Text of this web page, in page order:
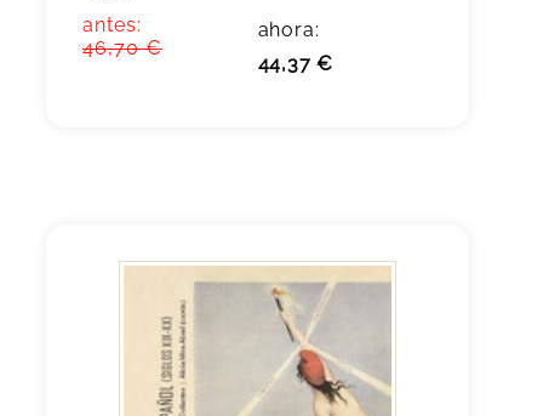
antes:
46,70 €
ahora:
44,37 €